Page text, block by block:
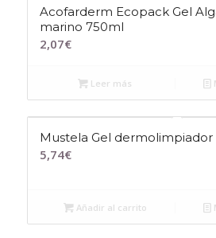
Acofarderm Ecopack Gel
marino 750ml
2,07€
Leer más
Mustela Gel dermolimpiador
5,74€
Añadir al carrito